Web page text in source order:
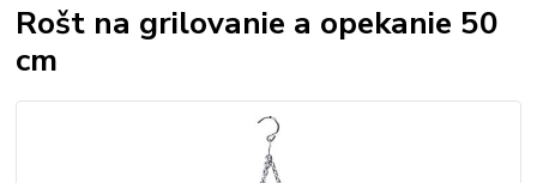
Rošt na grilovanie a opekanie 50
cm